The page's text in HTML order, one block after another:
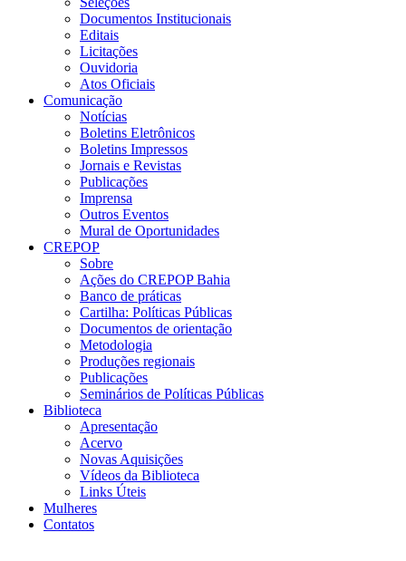
Documentos Institucionais
Editais
Licitações
Ouvidoria
Atos Oficiais
Comunicação
Notícias
Boletins Eletrônicos
Boletins Impressos
Jornais e Revistas
Publicações
Imprensa
Outros Eventos
Mural de Oportunidades
CREPOP
Sobre
Ações do CREPOP Bahia
Banco de práticas
Cartilha: Políticas Públicas
Documentos de orientação
Metodologia
Produções regionais
Publicações
Seminários de Políticas Públicas
Biblioteca
Apresentação
Acervo
Novas Aquisições
Vídeos da Biblioteca
Links Úteis
Mulheres
Contatos